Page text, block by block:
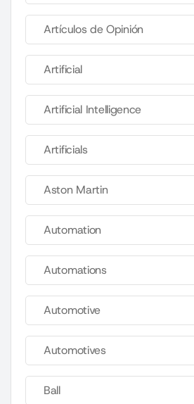
Artículos de Opinión
Artificial
Artificial Intelligence
Artificials
Aston Martin
Automation
Automations
Automotive
Automotives
Ball